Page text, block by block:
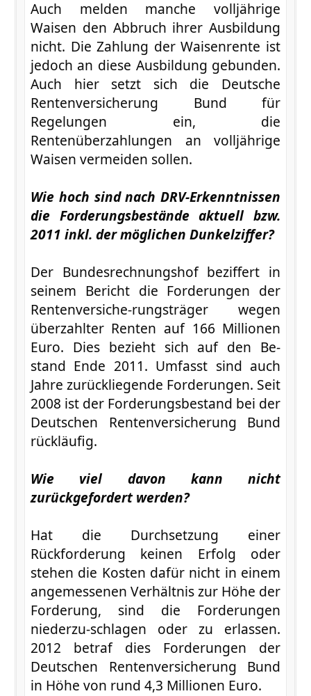
Auch melden manche volljährige
Waisen den Abbruch ihrer Ausbildung
nicht. Die Zahlung der Waisenrente ist
jedoch an diese Ausbildung gebunden.
Auch hier setzt sich die Deutsche
Rentenversicherung Bund für
Regelungen ein, die
Rentenüberzahlungen an volljährige
Waisen vermeiden sollen.
Wie hoch sind nach DRV-Erkenntnissen
die Forderungsbestände aktuell bzw.
2011 inkl. der möglichen Dunkelziffer?
Der Bundesrechnungshof beziffert in
seinem Bericht die Forderungen der
Rentenversiche-rungsträger wegen
überzahlter Renten auf 166 Millionen
Euro. Dies bezieht sich auf den Be-
stand Ende 2011. Umfasst sind auch
Jahre zurückliegende Forderungen. Seit
2008 ist der Forderungsbestand bei der
Deutschen Rentenversicherung Bund
rückläufig.
Wie viel davon kann nicht
zurückgefordert werden?
Hat die Durchsetzung einer
Rückforderung keinen Erfolg oder
stehen die Kosten dafür nicht in einem
angemessenen Verhältnis zur Höhe der
Forderung, sind die Forderungen
niederzu-schlagen oder zu erlassen.
2012 betraf dies Forderungen der
Deutschen Rentenversicherung Bund
in Höhe von rund 4,3 Millionen Euro.